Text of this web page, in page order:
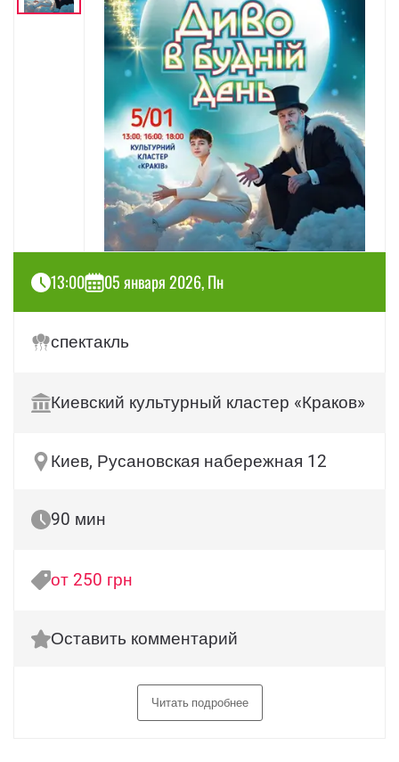
13:00 05 января 2026, Пн
спектакль
Киевский культурный кластер «Краков»
Киев, Русановская набережная 12
90 мин
от 250 грн
Оставить комментарий
Читать подробнее